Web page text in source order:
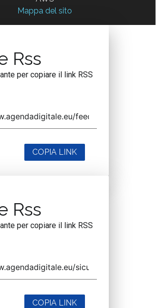
Mappa del sito
Rss
per copiare il link RSS
COPIA LINK
Rss
per copiare il link RSS
COPIA LINK